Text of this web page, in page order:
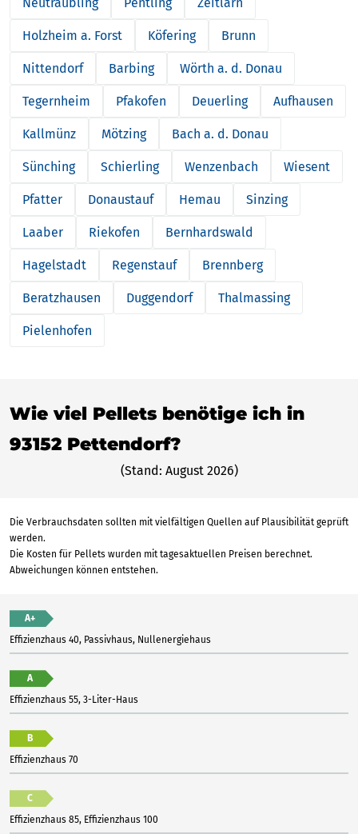
Holzheim a. Forst Köfering Brunn
Nittendorf Barbing Wörth a. d. Donau
Tegernheim Pfakofen Deuerling Aufhausen
Kallmünz Mötzing Bach a. d. Donau
Sünching Schierling Wenzenbach Wiesent
Pfatter Donaustauf Hemau Sinzing
Laaber Riekofen Bernhardswald
Hagelstadt Regenstauf Brennberg
Beratzhausen Duggendorf Thalmassing
Pielenhofen
Wie viel Pellets benötige ich in
93152 Pettendorf?
(Stand: August 2026)
Die Verbrauchsdaten sollten mit vielfältigen Quellen auf Plausibilität geprüft
werden.
Die Kosten für Pellets wurden mit tagesaktuellen Preisen berechnet.
Abweichungen können entstehen.
A+
Effizienzhaus 40, Passivhaus, Nullenergiehaus
A
Effizienzhaus 55, 3-Liter-Haus
B
Effizienzhaus 70
C
Effizienzhaus 85, Effizienzhaus 100